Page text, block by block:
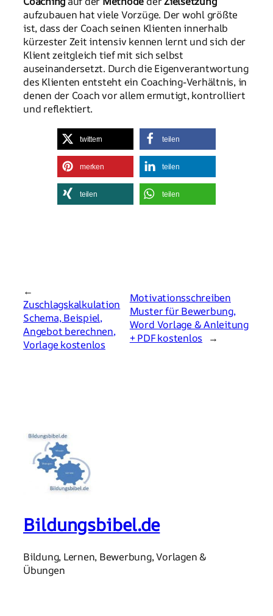
aufzubauen hat viele Vorzüge. Der wohl größte
ist, dass der Coach seinen Klienten innerhalb
kürzester Zeit intensiv kennen lernt und sich der
Klient zeitgleich tief mit sich selbst
auseinandersetzt. Durch die Eigenverantwortung
des Klienten entsteht ein Coaching-Verhältnis, in
denen der Coach vor allem ermutigt, kontrolliert
und reflektiert.
twittern teilen
merken teilen
teilen teilen
←
Zuschlagskalkulation
Schema, Beispiel,
Angebot berechnen,
Vorlage kostenlos
Motivationsschreiben
Muster für Bewerbung,
Word Vorlage & Anleitung
+ PDF kostenlos
→
Bildungsbibel.de
Bildung, Lernen, Bewerbung, Vorlagen &
Übungen